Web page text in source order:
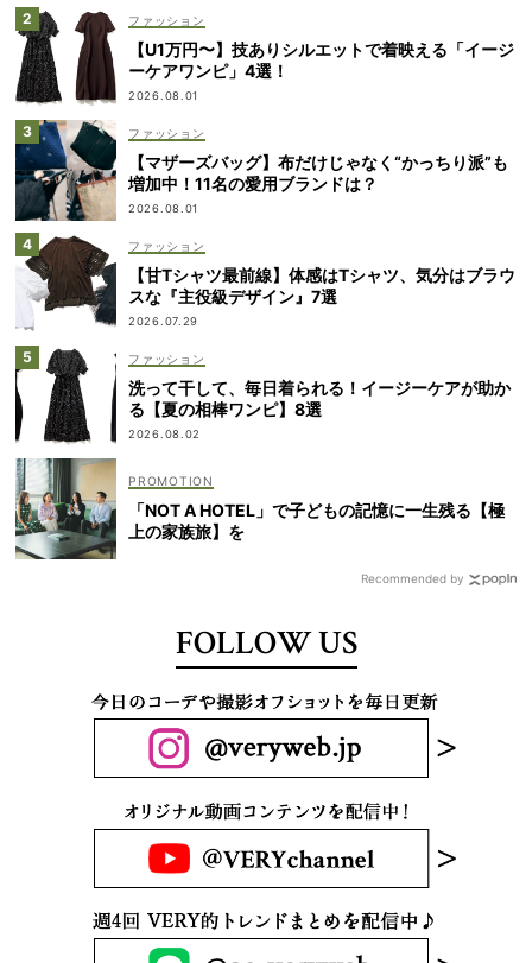
ファッション
【U1万円〜】技ありシルエットで着映える「イージ
ーケアワンピ」4選！
2026.08.01
ファッション
【マザーズバッグ】布だけじゃなく“かっちり派”も
増加中！11名の愛用ブランドは？
2026.08.01
ファッション
【甘Tシャツ最前線】体感はTシャツ、気分はブラウ
スな『主役級デザイン』7選
2026.07.29
ファッション
洗って干して、毎日着られる！イージーケアが助か
る【夏の相棒ワンピ】8選
2026.08.02
「NOT A HOTEL」で子どもの記憶に一生残る【極
上の家族旅】を
Recommended by
FOLLOW US